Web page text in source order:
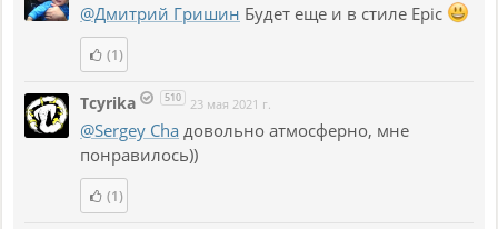
@Дмитрий Гришин Будет еще и в стиле Epic
(1)
Tcyrika 510 23 мая 2021 г.
@Sergey Cha довольно атмосферно, мне
понравилось))
(1)